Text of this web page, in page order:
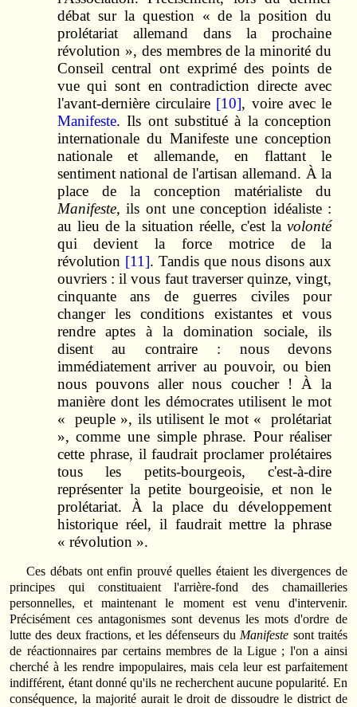
débat sur la question « de la position du
prolétariat allemand dans la prochaine
révolution », des membres de la minorité du
Conseil central ont exprimé des points de
vue qui sont en contradiction directe avec
l'avant-dernière circulaire [10], voire avec le
Manifeste. Ils ont substitué à la conception
internationale du Manifeste une conception
nationale et allemande, en flattant le
sentiment national de l'artisan allemand. À la
place de la conception matérialiste du
Manifeste, ils ont une conception idéaliste :
au lieu de la situation réelle, c'est lavolonté
qui devient la force motrice de la
révolution [11]. Tandis que nous disons aux
ouvriers : il vous faut traverser quinze, vingt,
cinquante ans de guerres civiles pour
changer les conditions existantes et vous
rendre aptes à la domination sociale, ils
disent au contraire : nous devons
immédiatement arriver au pouvoir, ou bien
nous pouvons aller nous coucher ! À la
manière dont les démocrates utilisent le mot
« peuple », ils utilisent le mot « prolétariat
», comme une simple phrase. Pour réaliser
cette phrase, il faudrait proclamer prolétaires
tous les petits-bourgeois, c'est-à-dire
représenter la petite bourgeoisie, et non le
prolétariat. À la place du développement
historique réel, il faudrait mettre la phrase
« révolution ».
Ces débats ont enfin prouvé quelles étaient les divergences de
principes qui constituaient l'arrière-fond des chamailleries
personnelles, et maintenant le moment est venu d'intervenir.
Précisément ces antagonismes sont devenus les mots d'ordre de
lutte des deux fractions, et les défenseurs du Manifeste sont traités
de réactionnaires par certains membres de la Ligue ; l'on a ainsi
cherché à les rendre impopulaires, mais cela leur est parfaitement
indifférent, étant donné qu'ils ne recherchent aucune popularité. En
conséquence, la majorité aurait le droit de dissoudre le district de